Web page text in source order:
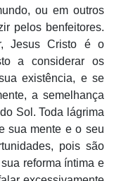
ou em outros
pelos benfeitores.
Jesus Cristo é o
a considerar os
existência, e se
a semelhança
Sol. Toda lágrima
sua mente e o seu
pois são
reforma íntima e